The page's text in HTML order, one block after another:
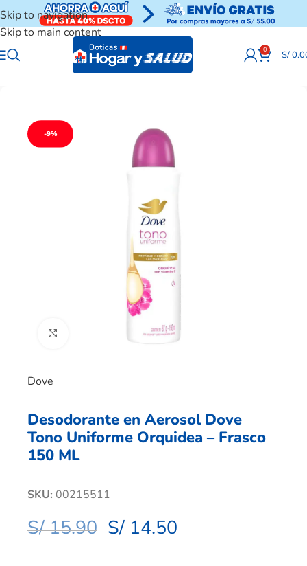
Skip to navigation
Skip to main content
0 S/
-9%
Clic para ampliar
Dove
Desodorante en Aerosol Dove
Tono Uniforme Orquidea – Frasco
150 ML
SKU: 00215511
S/15.90 S/ 14.50